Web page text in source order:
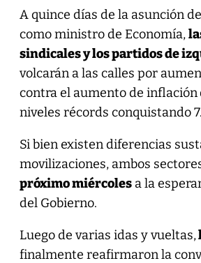
A quince días de la asunción
como ministro de Economía,
sindicales y los partidos de
volcarán a las calles por
contra el aumento de inflación
niveles récords conquistando
Si bien existen diferencias
movilizaciones, ambos
próximo miércolesa la
del Gobierno.
Luego de varias idas y vueltas,
finalmente reafirmaron la